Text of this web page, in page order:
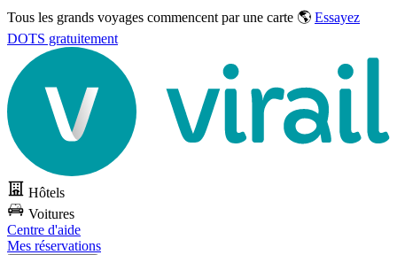
Tous les grands voyages commencent par une carte 🌎 Essayez
DOTS gratuitement
Hôtels
Voitures
Centre d'aide
Mes réservations